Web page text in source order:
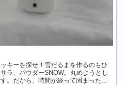
キーを探せ！雪だるまを作るのもひ
ラ、パウダーSNOW。丸めようとし
。だから、時間が経って固まった...